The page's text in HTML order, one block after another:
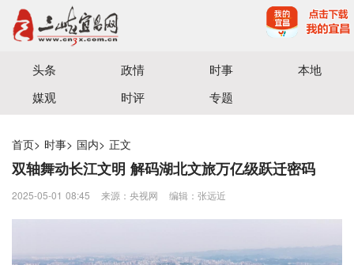
宜昌三峡融媒体中心主办
头条 政情 时事
本地
媒观
时评 专题
首页> 时事> 国内> 正文
双轴舞动长江文明 解码湖北文旅万亿级跃迁密码
2025-05-01 08:45 来源：央视网 编辑：张远近